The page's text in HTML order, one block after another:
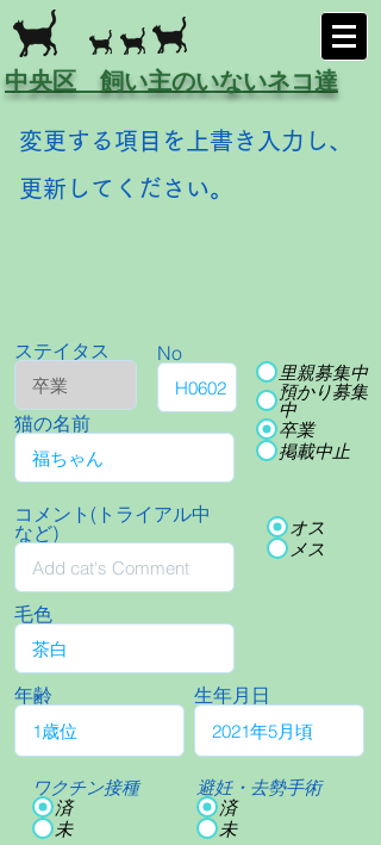
中央区 飼い主のいないネコ達
変更する項目を上書き入力し、
更新してください。
ステイタス No
猫の名前
里親募集中
預かり募集
中
卒業
掲載中止
コメント(トライアル中
など)
オス
メス
毛色
年齢
ワクチン接種
済
未
生年月日
避妊・去勢手術
済
未